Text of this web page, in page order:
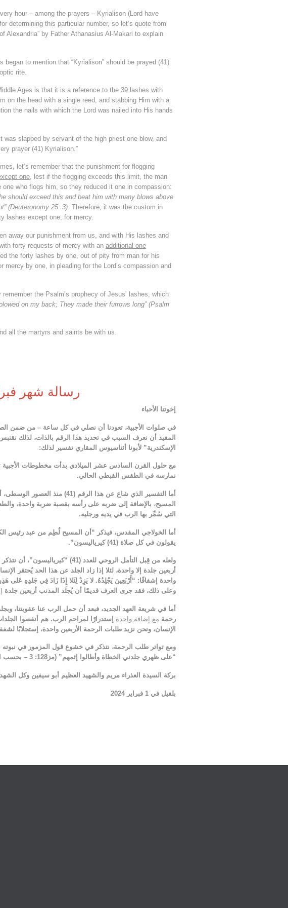
hour – among the prayers – Kyrialison (Lord have
determining this particular number, so let’s quote from
Alexandria” by Father Athanasius Al-Makari to explain
to mention that “Kyrialison” should be prayed (41)
rite.
Ages is that it is a reference to the 39 lashes with
on the head with a single reed, and stabbing Him with a
the nails with which the Lord was nailed into His hands
slapped by servant of the high priest one blow, and
prayer (41) Kyrialison.”
let’s remember that the punishment for flogging
one, lest if the flogging exceeds this limit, the man
who flogs him, so they reduced it one in compassion:
should exceed this and beat him with many blows above
(Deuteronomy 25: 3). Therefore, it was the custom in
lashes except one, for mercy.
away our punishment from us, and with His lashes and
forty requests of mercy with an additional one
the forty lashes by one, out of pity from man for his
by one, in pleading for the Lord’s compassion and
the Psalm’s prophecy of Jesus’ lashes, which
on my back; They made their furrows long” (Psalm
all the martyrs and saints be with us.
رسالة شهر فبراير
إخوتنا الأحباء
المفيد أن نعرف السبب في تحديد هذا الرقم بالذات، لذلك
الإسكندرية” لأبونا أثناسيوس المقاري تفسير لذلك:
نمارسه في الطقس القبطي الحالي.
المسيح، بالإضافة إلى ضربه على رأسه بقصبة ضربة واحدة،
التي سُمِّر بها الرب في يديه ورجليه.
أما الخولاجي المقدس، فيذكر “أن المسيح لُطِم من عبد رئيس
يقولون في كل صلاة (41) كيرياليسون”.
ولعله من قِبل التأمل الروحي للعدد
أربعين جلدة إلا واحدة، لئلا إذا زاد الجلد عن هذا الحد يُحتقر
وعلى ذلك، فقد جرى العرف قديمًا أن يُجلَد المذنب أربعين جلدة
أما في شريعة العهد الجديد، فبعد أن حمل الرب عنا عقوبتنا،
رحمة مع إضافة واحدة إستدرارًا لمراحم الرب. هم أنقصوا
الإنسان، ونحن نزيد طلبات الرحمة الأربعين واحدة، إستجلابًا
ومع تواتر طلب الرحمة، نتذكر في خشوع قول المزمور في
“على ظهري جلدني الخطاة وأطالوا إثمهم” (مز128: 3 – بحسب الترجمة السبعينية).
بركة السيدة العذراء مريم والشهيد العظيم أبو سيفين وكل
بلفيل في 1 فبراير 2024